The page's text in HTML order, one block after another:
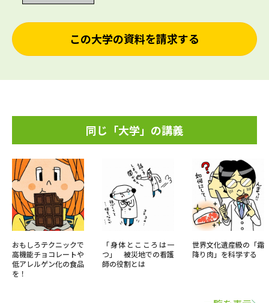
この大学の資料を請求する
同じ「大学」の講義
おもしろテクニックで
高機能チョコレートや
低アレルゲン化の食品
を！
「身体とこころは一
つ」 被災地での看護
師の役割とは
世界文化遺産級の「霜
降り肉」を科学する